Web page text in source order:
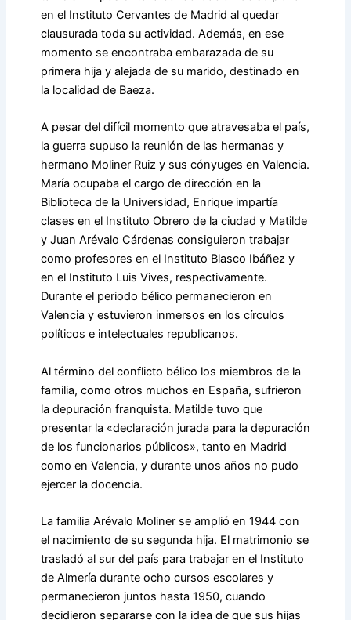
en el Instituto Cervantes de Madrid al quedar
clausurada toda su actividad. Además, en ese
momento se encontraba embarazada de su
primera hija y alejada de su marido, destinado en
la localidad de Baeza.
A pesar del difícil momento que atravesaba el país,
la guerra supuso la reunión de las hermanas y
hermano Moliner Ruiz y sus cónyuges en Valencia.
María ocupaba el cargo de dirección en la
Biblioteca de la Universidad, Enrique impartía
clases en el Instituto Obrero de la ciudad y Matilde
y Juan Arévalo Cárdenas consiguieron trabajar
como profesores en el Instituto Blasco Ibáñez y
en el Instituto Luis Vives, respectivamente.
Durante el periodo bélico permanecieron en
Valencia y estuvieron inmersos en los círculos
políticos e intelectuales republicanos.
Al término del conflicto bélico los miembros de la
familia, como otros muchos en España, sufrieron
la depuración franquista. Matilde tuvo que
presentar la «declaración jurada para la depuración
de los funcionarios públicos», tanto en Madrid
como en Valencia, y durante unos años no pudo
ejercer la docencia.
La familia Arévalo Moliner se amplió en 1944 con
el nacimiento de su segunda hija. El matrimonio se
trasladó al sur del país para trabajar en el Instituto
de Almería durante ocho cursos escolares y
permanecieron juntos hasta 1950, cuando
decidieron separarse con la idea de que sus hijas